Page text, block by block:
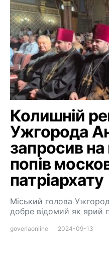
Колишній
Ужгорода
запросив на
попів
патріархату
Міський голова
добре відомий як ярий
goverlaonline 2024-09-13